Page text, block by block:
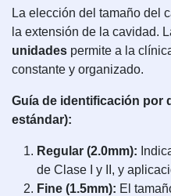
La elección del tamaño del
la extensión de la cavidad.
unidades permite a la
constante y organizado.
Guía de identificación por
estándar):
Regular (2.0mm):
de Clase I y II, y
Fine (1.5mm): El